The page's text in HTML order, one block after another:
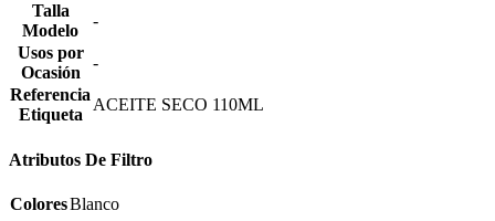
Talla
Modelo
-
Usos por
Ocasión
-
Referencia
Etiqueta
ACEITE SECO 110ML
Atributos De Filtro
ColoresBlanco